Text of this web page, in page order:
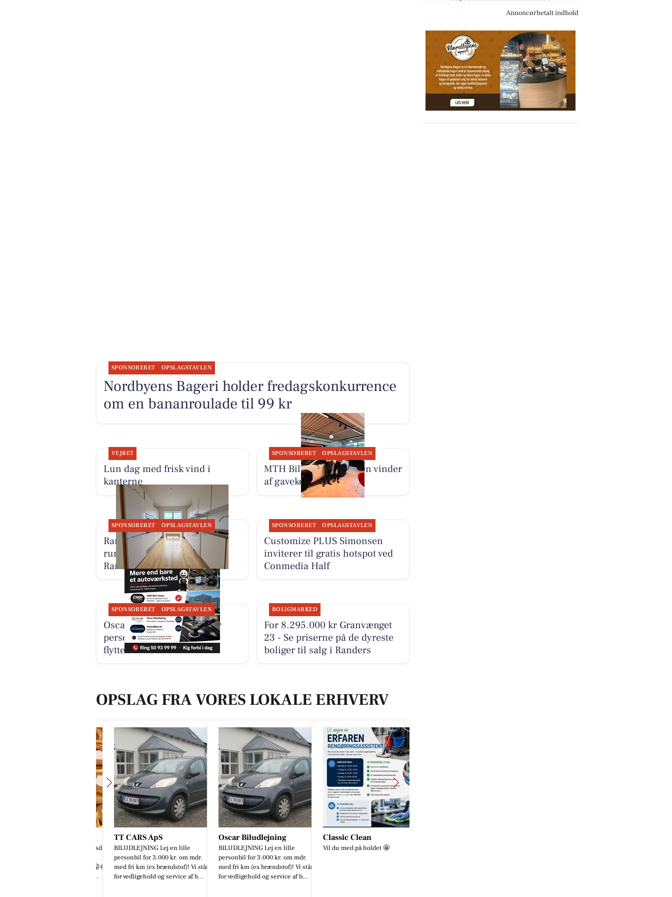
Annoncørbetalt indhold
SPONSORERET OPSLAGSTAVLEN
Nordbyens Bageri holder fredagskonkurrence
om en bananroulade til 99 kr
VEJRET
Lun dag med frisk vind i
kanterne
SPONSORERET OPSLAGSTAVLEN
MTH Biler har fundet en vinder
af gavekort til Comwell
SPONSORERET OPSLAGSTAVLEN
RandersBolig præsenterer
rummelig bolig på 146 m² i
Randers NØ
SPONSORERET OPSLAGSTAVLEN
Customize PLUS Simonsen
inviterer til gratis hotspot ved
Conmedia Half
SPONSORERET OPSLAGSTAVLEN
Oscar Biludlejning tilbyder
personbiler, varevogne og
flyttebiler i Hobro
BOLIGMARKED
For 8.295.000 kr Granvænget
23 - Se priserne på de dyreste
boliger til salg i Randers
OPSLAG FRA VORES LOKALE ERHVERV
TT CARS ApS
BILUDLEJNING Lej en lille
personbil for 3.000 kr. om mdr.
med fri km (ex brændstof)! Vi står
for vedligehold og service af b...
Oscar Biludlejning
BILUDLEJNING Lej en lille
personbil for 3.000 kr. om mdr.
med fri km (ex brændstof)! Vi står
for vedligehold og service af b...
Classic Clean
Vil du med på holdet 🤩